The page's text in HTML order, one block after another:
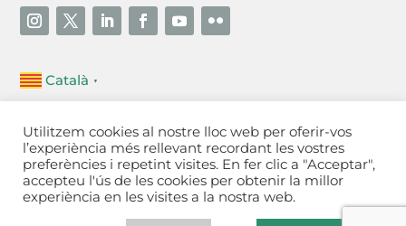
Català ▼
Unió Empresarial de l’Anoia (UEA)
Ctra. de Manresa, 131, 08700 – Igualada(Barcelona)
Tel 93 805 22 92
Contactar
Política
Utilitzem cookies al nostre lloc web per oferir-vos
l’experiència més rellevant recordant les vostres
preferències i repetint visites. En fer clic a "Acceptar",
accepteu l'ús de les cookies per obtenir la millor
experiència en les visites a la nostra web.